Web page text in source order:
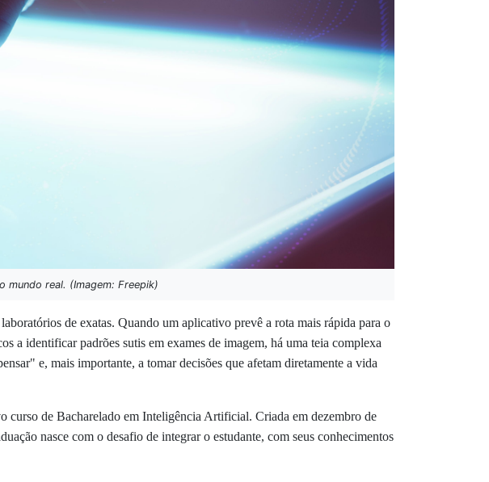
mundo real. (Imagem: Freepik)
de exatas. Quando um aplicativo prevê a rota mais rápida para o
a identificar padrões sutis em exames de imagem, há uma teia complexa
e, mais importante, a tomar decisões que afetam diretamente a vida
curso de Bacharelado em Inteligência Artificial. Criada em dezembro de
nasce com o desafio de integrar o estudante, com seus conhecimentos